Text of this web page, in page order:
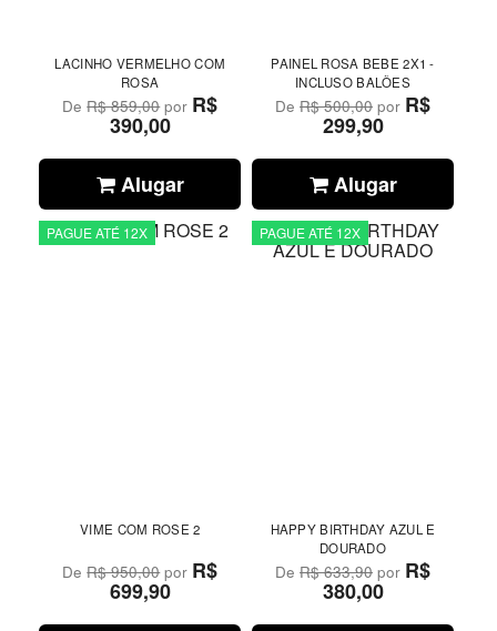
LACINHO VERMELHO COM
ROSA
DeR$ 859,00por R$
390,00
Alugar
PAINEL ROSA BEBE 2X1 -
INCLUSO BALÕES
DeR$ 500,00 por R$
299,90
Alugar
PAGUE ATÉ 12X
VIME COM ROSE 2
DeR$ 950,00por R$
699,90
PAGUE ATÉ 12X
HAPPY BIRTHDAY AZUL E
DOURADO
DeR$ 633,90 por R$
380,00